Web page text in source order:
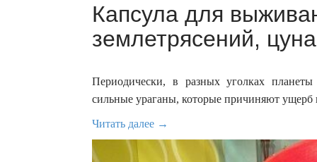
Капсула для
землетрясений,
Периодически, в разных уголках
сильные ураганы, которые причиняют
Читать далее →